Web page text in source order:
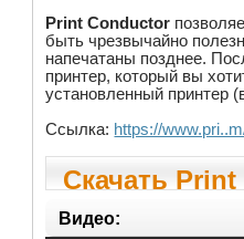
Print Conductor
быть чрезвычайно
напечатаны позднее.
принтер, который вы
установленный принтер
Ссылка: https://
Скачать
Видео: